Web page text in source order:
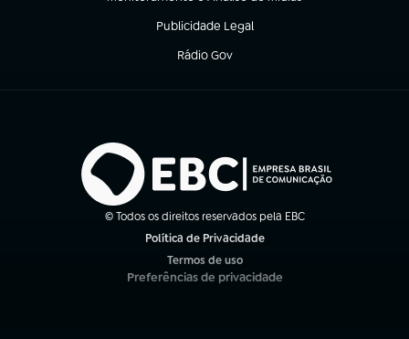
Publicidade Legal
(abre em nova aba)
Rádio Gov
(abre em nova aba)
© Todos os direitos reservados pela EBC
Política de Privacidade
Termos de uso
(abre em nova aba)
Preferências de privacidade